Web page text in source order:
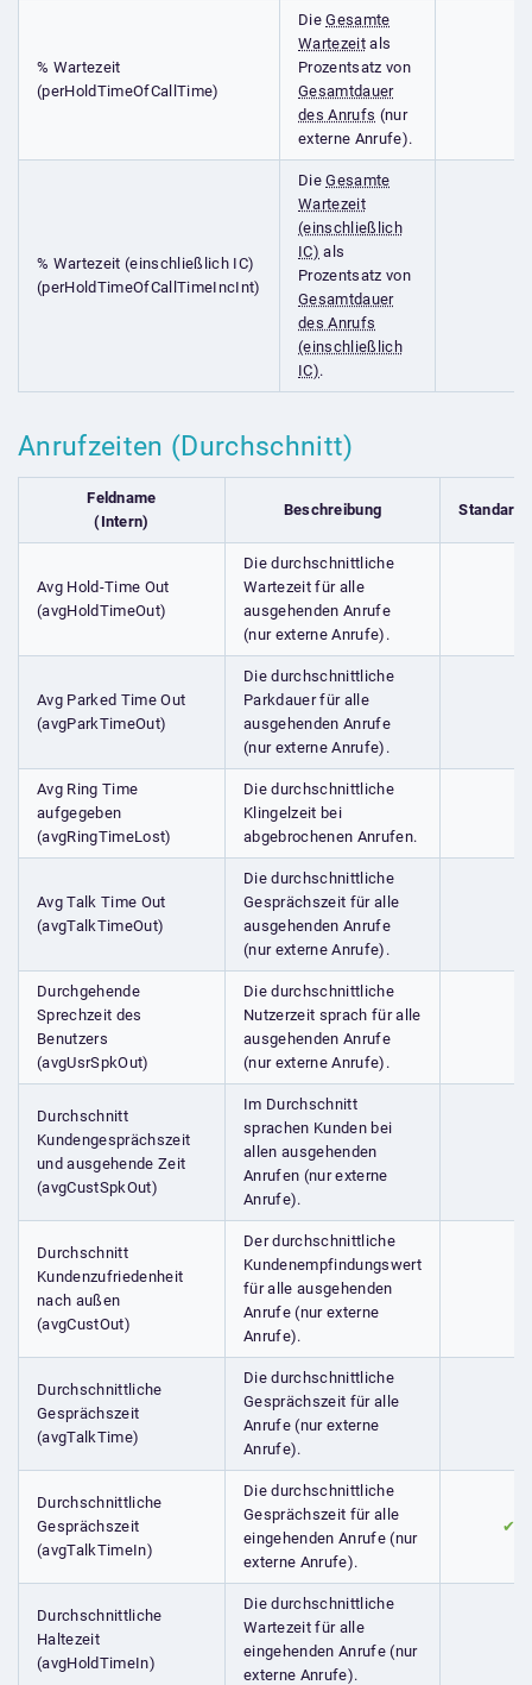
% Wartezeit
(perHoldTimeOfCallTime)
DieGesamte
Wartezeitals
Prozentsatz von
Gesamtdauer
des Anrufs (nur
externe Anrufe).
% Wartezeit (einschließlich IC)
(perHoldTimeOfCallTimeIncInt)
DieGesamte
Wartezeit
(einschließlich
IC) als
Prozentsatz von
Gesamtdauer
des Anrufs
(einschließlich
IC).
Anrufzeiten (Durchschnitt)
Feldname
(Intern)
Beschreibung
Avg Hold-Time Out
(avgHoldTimeOut)
Die durchschnittliche
Wartezeit für alle
ausgehenden Anrufe
(nur externe Anrufe).
Avg Parked Time Out
(avgParkTimeOut)
Die durchschnittliche
Parkdauer für alle
ausgehenden Anrufe
(nur externe Anrufe).
Avg Ring Time
aufgegeben
(avgRingTimeLost)
Die durchschnittliche
Klingelzeit bei
abgebrochenen Anrufen.
Avg Talk Time Out
(avgTalkTimeOut)
Die durchschnittliche
Gesprächszeit für alle
ausgehenden Anrufe
(nur externe Anrufe).
Durchgehende
Sprechzeit des
Benutzers
(avgUsrSpkOut)
Die durchschnittliche
Nutzerzeit sprach für alle
ausgehenden Anrufe
(nur externe Anrufe).
Durchschnitt
Kundengesprächszeit
und ausgehende Zeit
(avgCustSpkOut)
Im Durchschnitt
sprachen Kunden bei
allen ausgehenden
Anrufen (nur externe
Anrufe).
Durchschnitt
Kundenzufriedenheit
nach außen
(avgCustOut)
Der durchschnittliche
Kundenempfindungswert
für alle ausgehenden
Anrufe (nur externe
Anrufe).
Durchschnittliche
Gesprächszeit
(avgTalkTime)
Die durchschnittliche
Gesprächszeit für alle
Anrufe (nur externe
Anrufe).
Durchschnittliche
Gesprächszeit
(avgTalkTimeIn)
Die durchschnittliche
Gesprächszeit für alle
eingehenden Anrufe (nur
externe Anrufe).
✔
Durchschnittliche
Haltezeit
(avgHoldTimeIn)
Die durchschnittliche
Wartezeit für alle
eingehenden Anrufe (nur
externe Anrufe).